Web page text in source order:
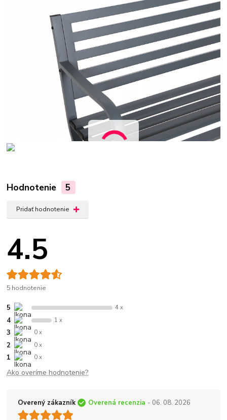
Hodnotenie 5
Pridať hodnotenie
4.5
5 hodnotenie
5 4 x
4 1 x
3 0 x
2 0 x
1 0 x
Ako overíme hodnotenie?
Overený zákazník Overená recenzia - 06. 08. 2026